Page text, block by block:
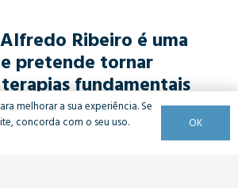
Ribeiro é uma
pretende tornar
fundamentais
estar físico e mental
passando pela
até à terceira idade.
melhorar a sua experiência. Se
concorda com o seu uso.
OK